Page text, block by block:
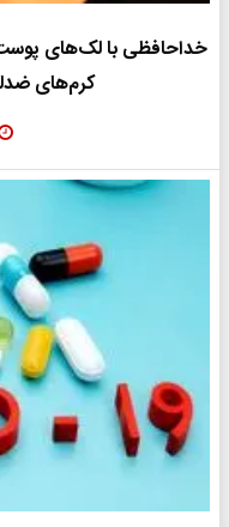
خداحافظی با لک‌های پوست:
کرم‌های